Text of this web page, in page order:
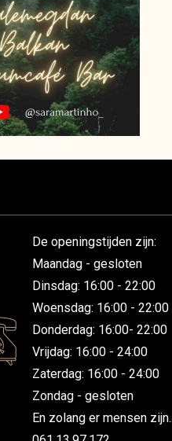
De openingstijden zijn:
Maandag - gesloten
Dinsdag: 16:00 - 22:00
Woensdag: 16:00 - 22:00
Donderdag: 16:00- 22:00
Vrijdag: 16:00 - 24:00
Zaterdag: 16:00 - 24:00
Zondag - gesloten
En zolang er mensen